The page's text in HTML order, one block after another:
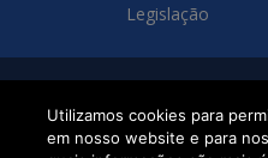
Legislação
SETDIG | Secretaria-
Executiva de
Utilizamos cookies para
em nosso website e para